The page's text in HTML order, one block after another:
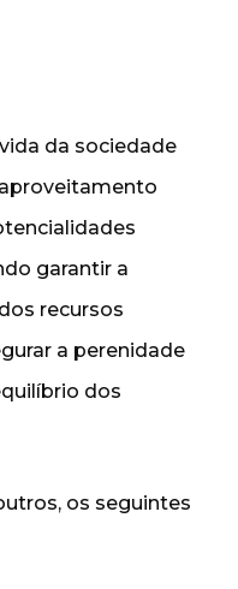
da sociedade
garantir a
recursos
a perenidade
dos
os seguintes